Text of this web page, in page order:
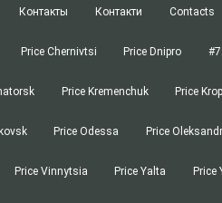
Контакты Контакти Contacts
Price Chernivtsi Price Dnipro
Price Kremenchuk Price
Price Odessa Price
Price Vinnytsia Price Yalta Price